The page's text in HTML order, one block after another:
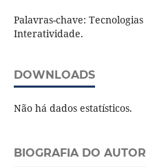
Palavras-chave:
Interatividade.
DOWNLOADS
Não há dados estatísticos.
BIOGRAFIA DO AUTOR